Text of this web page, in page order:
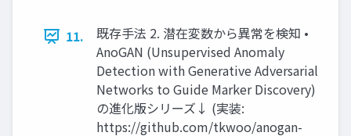
11.
既存手法 2. 潜在変数から異常を検知 •
AnoGAN (Unsupervised Anomaly
Detection with Generative Adversarial
Networks to Guide Marker Discovery)
の進化版シリーズ↓ (実装:
https://github.com/tkwoo/anogan-